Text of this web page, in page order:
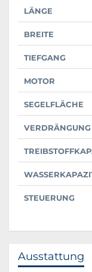
LÄNGE
BREITE
TIEFGANG
MOTOR
SEGELFLÄCHE
VERDRÄNGUNG
STEUERUNG
Ausstattung